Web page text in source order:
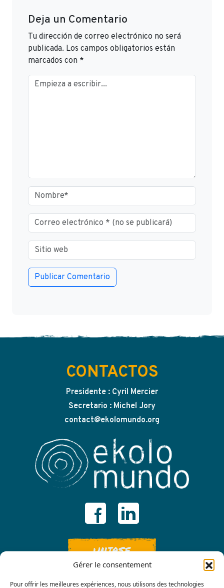
Gérer le consentement
Pour offrir les meilleures expériences, nous utilisons des technologies
Deja un Comentario
Tu dirección de correo electrónico no será
publicada. Los campos obligatorios están
marcados con *
CONTACTOS
Presidente : Cyril Mercier
Secretario : Michel Jory
contact@ekolomundo.org
UNIRSE